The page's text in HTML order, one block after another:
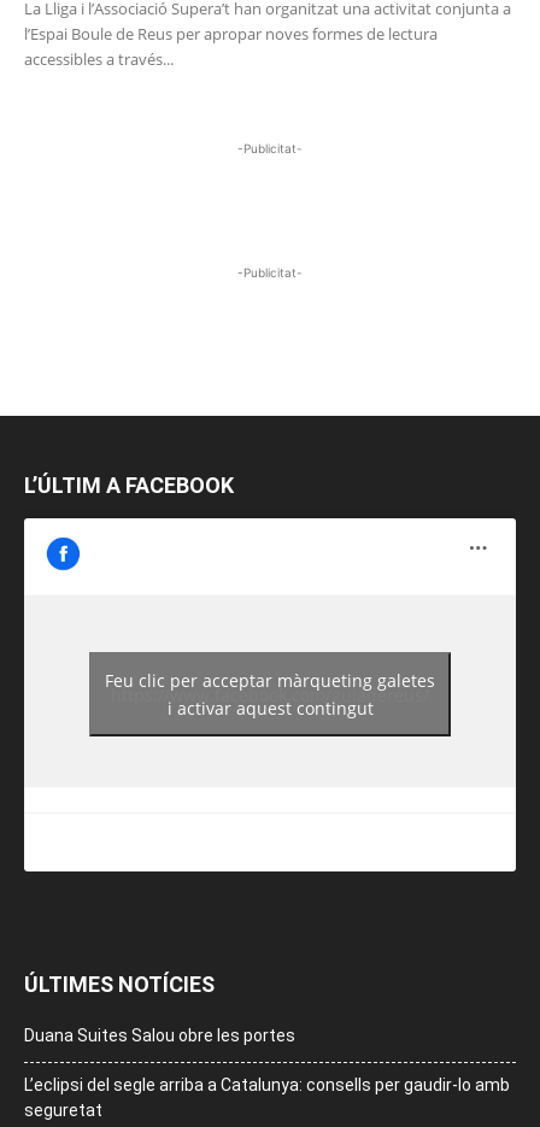
La Lliga i l’Associació Supera’t han organitzat una activitat conjunta a
l’Espai Boule de Reus per apropar noves formes de lectura
accessibles a través...
-Publicitat-
-Publicitat-
L’ÚLTIM A FACEBOOK
https://www.facebook.com/guiadereus/
Feu clic per acceptar màrqueting galetes
i activar aquest contingut
ÚLTIMES NOTÍCIES
Duana Suites Salou obre les portes
L’eclipsi del segle arriba a Catalunya: consells per gaudir-lo amb
seguretat